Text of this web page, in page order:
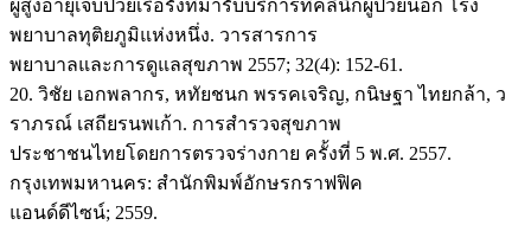
ผู้สูงอายุเจ็บป่วยเรื้อรังที่มารับบริการที่คลินิกผู้ป่วยนอก โรง
พยาบาลทุติยภูมิแห่งหนึ่ง. วารสารการ
พยาบาลและการดูแลสุขภาพ 2557; 32(4): 152-61.
20. วิชัย เอกพลากร, หทัยชนก พรรคเจริญ, กนิษฐา ไทยกล้า, ว
ราภรณ์ เสถียรนพเก้า. การสำรวจสุขภาพ
ประชาชนไทยโดยการตรวจร่างกาย ครั้งที่ 5 พ.ศ. 2557.
กรุงเทพมหานคร: สำนักพิมพ์อักษรกราฟฟิค
แอนด์ดีไซน์; 2559.